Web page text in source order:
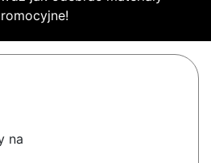
na